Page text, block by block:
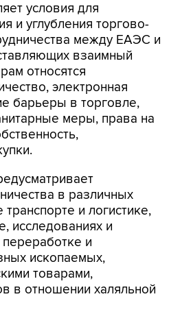
условия для
и углубления торгово-
между ЕАЭС и
взаимный
относятся
электронная
барьеры в торговле,
меры, права на
в различных
транспорте и логистике,
исследованиях и
и
ископаемых,
товарами,
в отношении халяльной